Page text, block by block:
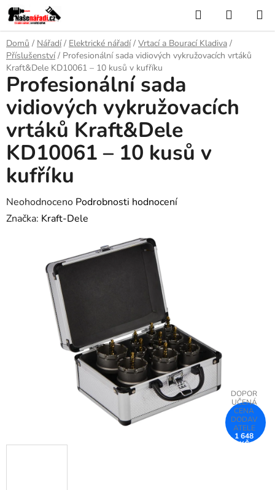
Přejít
na
obsah
Hledat
KOŠÍK
Domů / Nářadí / Elektrické nářadí / Vrtací a Bourací Kladiva /
Příslušenství / Profesionální sada vidiových vykružovacích vrtáků
Kraft&Dele KD10061 – 10 kusů v kufříku
Profesionální sada
vidiových vykružovacích
vrtáků Kraft&Dele
KD10061 – 10 kusů v
kufříku
Průměrné
hodnocení
Neohodnoceno Podrobnosti hodnocení
Značka: Kraft-Dele
1 648
KČ